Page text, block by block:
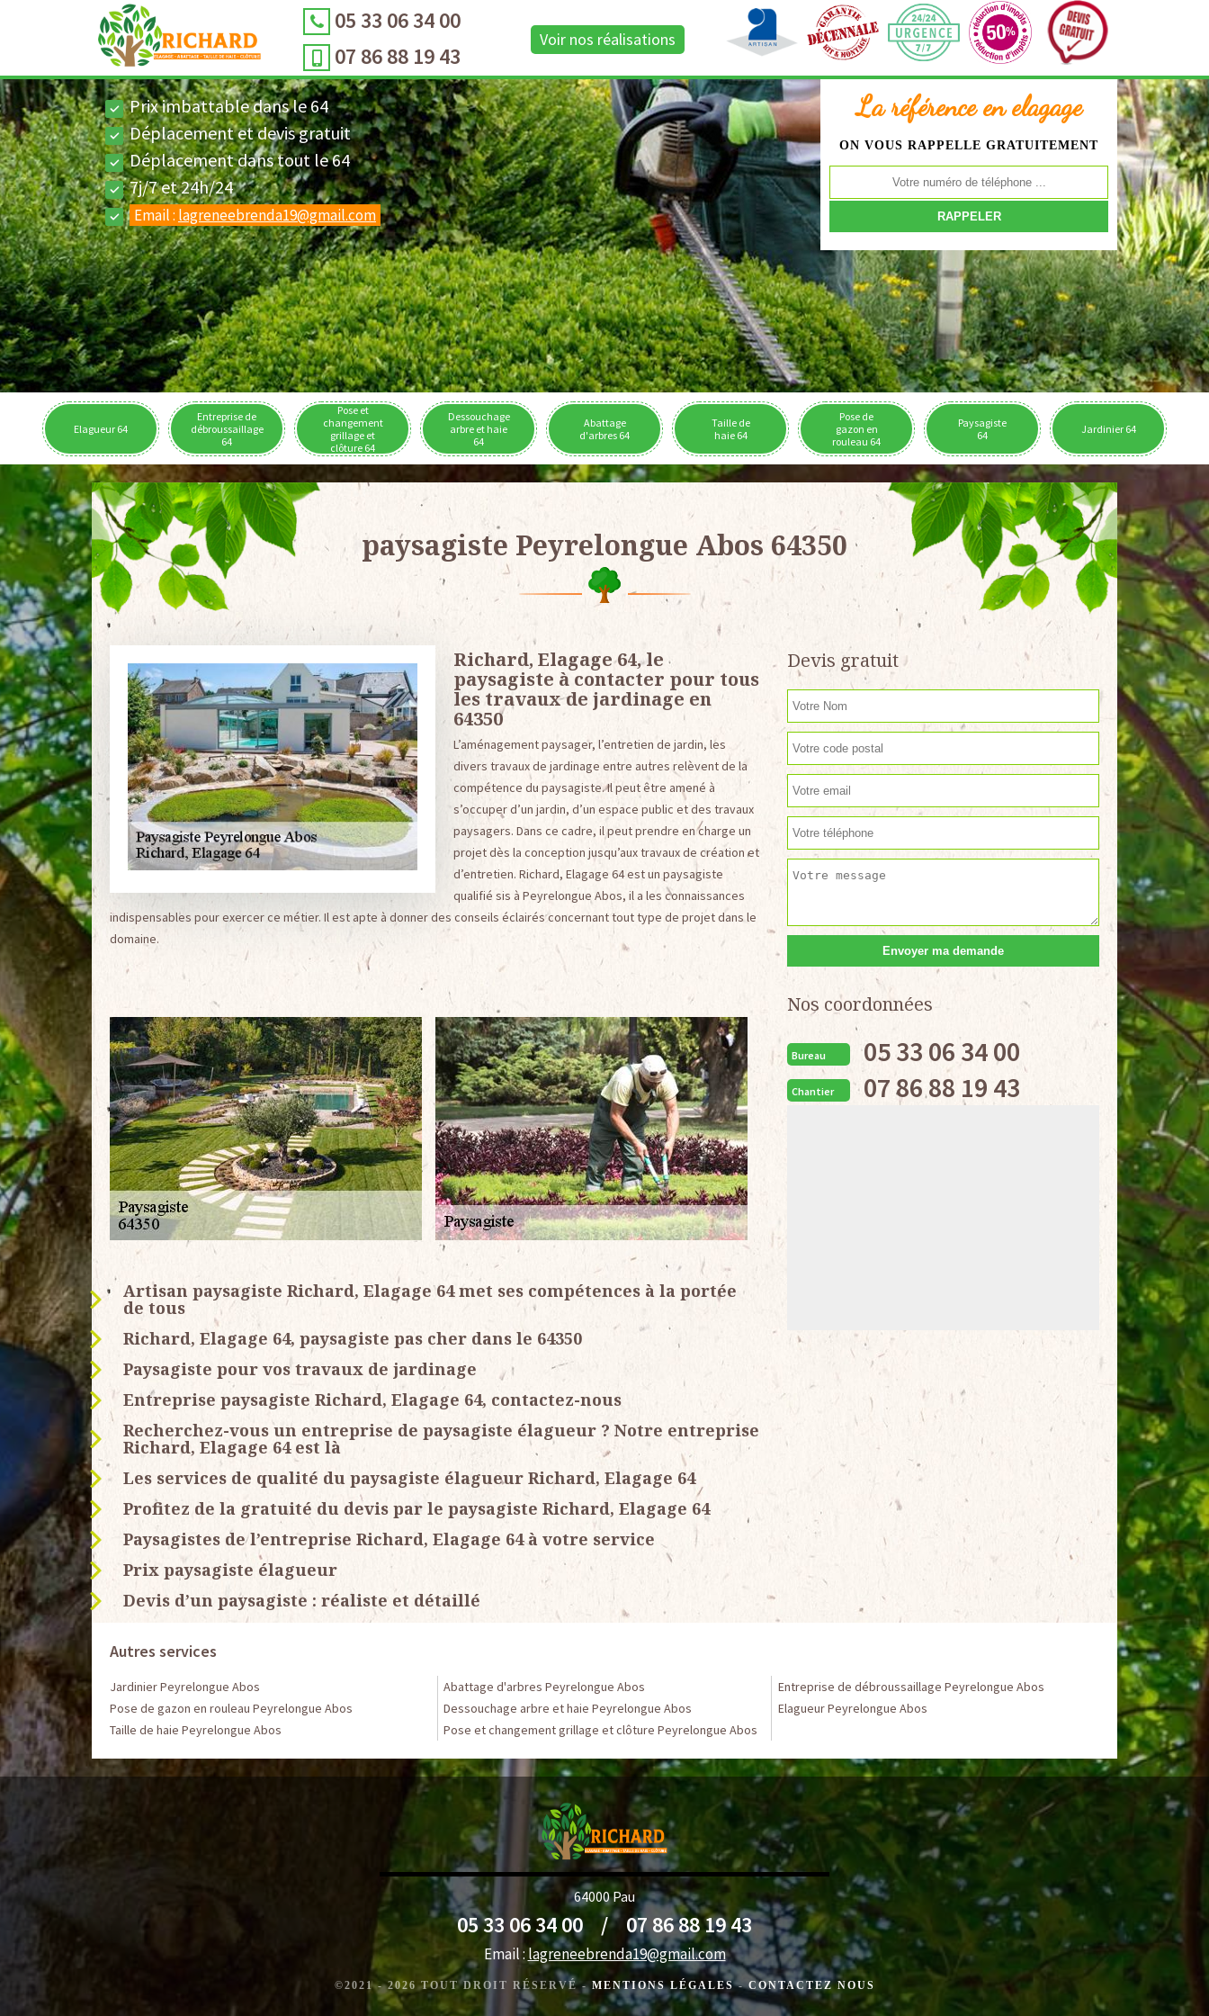
05 33 06 34 00
07 86 88 19 43
Voir nos réalisations
La référence en elagage
ON VOUS RAPPELLE GRATUITEMENT
Prix imbattable dans le 64
Déplacement et devis gratuit
Déplacement dans tout le 64
7j/7 et 24h/24
Email : lagreneebrenda19@gmail.com
Elagueur 64
Entreprise de
débroussaillage
64
Pose et
changement
grillage et
clôture 64
Dessouchage
arbre et haie
64
Abattage
d'arbres 64
Taille de
haie 64
Pose de
gazon en
rouleau 64
Paysagiste
64
Jardinier 64
paysagiste Peyrelongue Abos 64350
Richard, Elagage 64, le
paysagiste à contacter pour tous
les travaux de jardinage en
64350
L’aménagement paysager, l’entretien de jardin, les
divers travaux de jardinage entre autres relèvent de la
compétence du paysagiste. Il peut être amené à
s’occuper d’un jardin, d’un espace public et des travaux
paysagers. Dans ce cadre, il peut prendre en charge un
projet dès la conception jusqu’aux travaux de création et
d’entretien. Richard, Elagage 64 est un paysagiste
qualifié sis à Peyrelongue Abos, il a les connaissances
indispensables pour exercer ce métier. Il est apte à donner des conseils éclairés concernant tout type de projet dans le
domaine.
Artisan paysagiste Richard, Elagage 64 met ses compétences à la portée
de tous
Richard, Elagage 64, paysagiste pas cher dans le 64350
Paysagiste pour vos travaux de jardinage
Entreprise paysagiste Richard, Elagage 64, contactez-nous
Recherchez-vous un entreprise de paysagiste élagueur ? Notre entreprise
Richard, Elagage 64 est là
Les services de qualité du paysagiste élagueur Richard, Elagage 64
Profitez de la gratuité du devis par le paysagiste Richard, Elagage 64
Paysagistes de l’entreprise Richard, Elagage 64 à votre service
Prix paysagiste élagueur
Devis d’un paysagiste : réaliste et détaillé
Devis gratuit
Nos coordonnées
Bureau 05 33 06 34 00
Chantier 07 86 88 19 43
Autres services
Jardinier Peyrelongue Abos
Pose de gazon en rouleau Peyrelongue Abos
Taille de haie Peyrelongue Abos
Abattage d'arbres Peyrelongue Abos
Dessouchage arbre et haie Peyrelongue Abos
Pose et changement grillage et clôture Peyrelongue Abos
Entreprise de débroussaillage Peyrelongue Abos
Elagueur Peyrelongue Abos
64000 Pau
05 33 06 34 00 / 07 86 88 19 43
Email : lagreneebrenda19@gmail.com
©2021 - 2026 TOUT DROIT RÉSERVÉ - MENTIONS LÉGALES-CONTACTEZ NOUS